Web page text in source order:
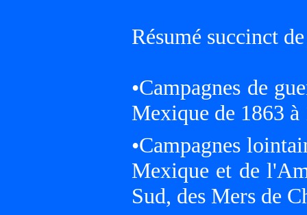
Résumé succinct
•Campagnes de
Mexique de 1863
•Campagnes
Mexique et de
Sud, des Mers de